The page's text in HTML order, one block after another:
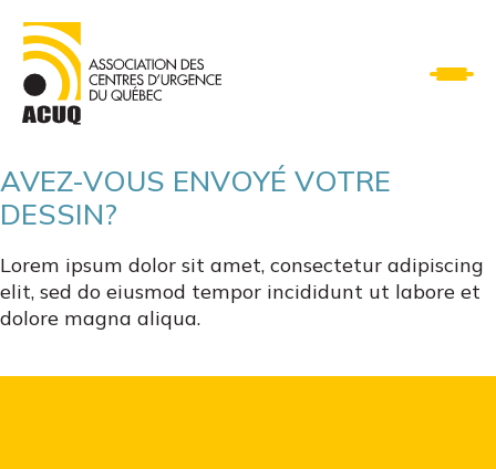
AVEZ-VOUS ENVOYÉ VOTRE
DESSIN?
Lorem ipsum dolor sit amet, consectetur adipiscing
elit, sed do eiusmod tempor incididunt ut labore et
dolore magna aliqua.